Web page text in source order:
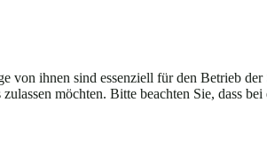
von ihnen sind essenziell für den Betrieb
möchten. Bitte beachten Sie, dass